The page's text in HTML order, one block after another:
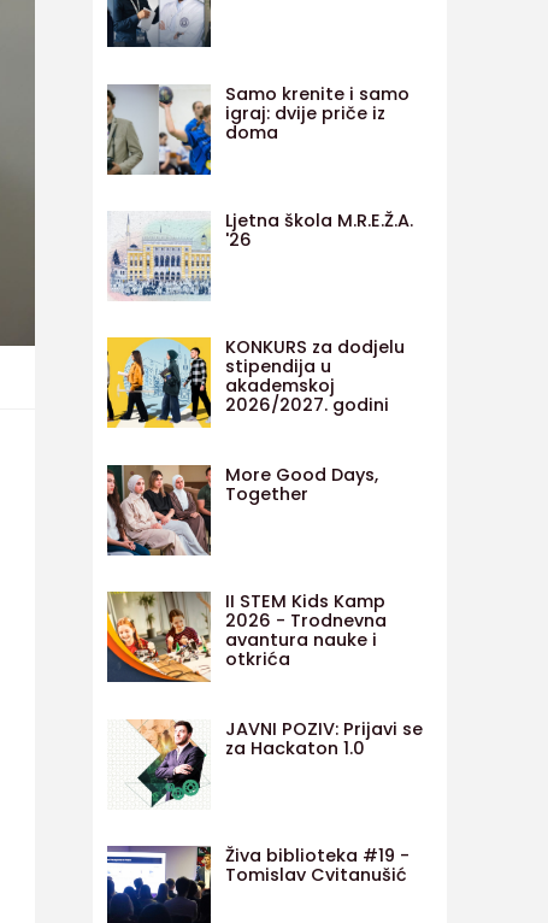
Samo krenite i samo
igraj: dvije priče iz
doma
Ljetna škola M.R.E.Ž.A.
'26
KONKURS za dodjelu
stipendija u
akademskoj
2026/2027. godini
More Good Days,
Together
II STEM Kids Kamp
2026 - Trodnevna
avantura nauke i
otkrića
JAVNI POZIV: Prijavi se
za Hackaton 1.0
Živa biblioteka #19 -
Tomislav Cvitanušić